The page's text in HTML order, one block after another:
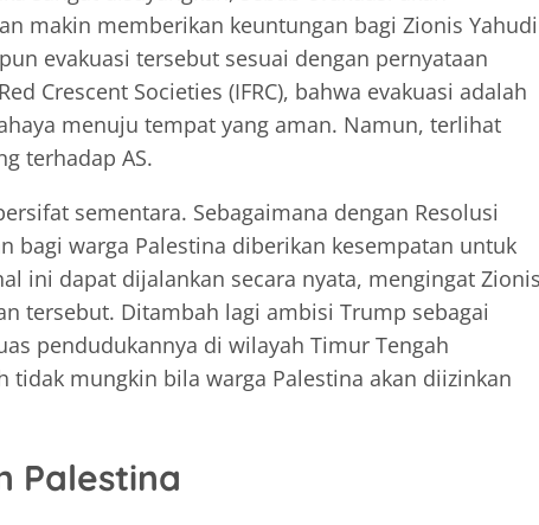
makin memberikan keuntungan bagi Zionis Yahudi
evakuasi tersebut sesuai dengan pernyataan
Crescent Societies (IFRC), bahwa evakuasi adalah
menuju tempat yang aman. Namun, terlihat
terhadap AS.
sementara. Sebagaimana dengan Resolusi
bagi warga Palestina diberikan kesempatan untuk
ini dapat dijalankan secara nyata, mengingat Zionis
tersebut. Ditambah lagi ambisi Trump sebagai
pendudukannya di wilayah Timur Tengah
tidak mungkin bila warga Palestina akan diizinkan
Palestina